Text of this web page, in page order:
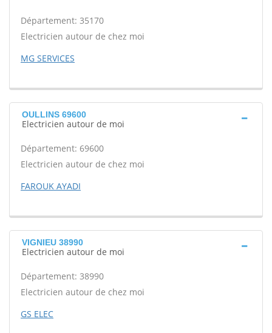
Département: 35170
Electricien autour de chez moi
MG SERVICES
OULLINS 69600
Electricien autour de moi
Département: 69600
Electricien autour de chez moi
FAROUK AYADI
VIGNIEU 38990
Electricien autour de moi
Département: 38990
Electricien autour de chez moi
GS ELEC